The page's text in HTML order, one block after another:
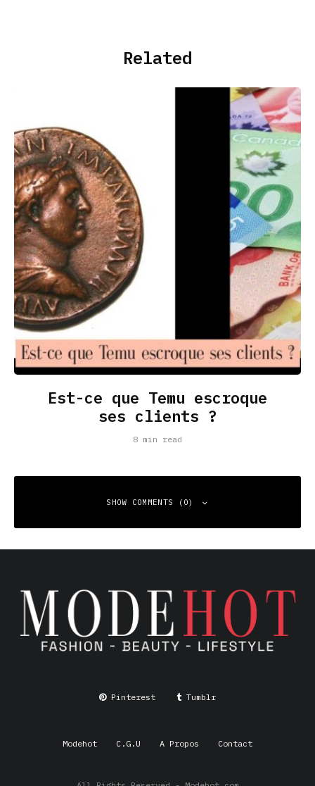
Related
Est-ce que Temu escroque
ses clients ?
8 min read
SHOW COMMENTS (0)
Your email address will not be published.
Required fields
are marked *
Comment*
Pinterest Tumblr
Modehot C.G.U A Propos Contact